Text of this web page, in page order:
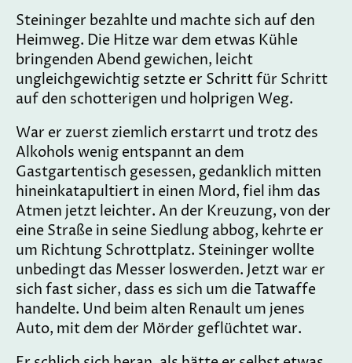
Steininger bezahlte und machte sich auf den
Heimweg. Die Hitze war dem etwas Kühle
bringenden Abend gewichen, leicht
ungleichgewichtig setzte er Schritt für Schritt
auf den schotterigen und holprigen Weg.
War er zuerst ziemlich erstarrt und trotz des
Alkohols wenig entspannt an dem
Gastgartentisch gesessen, gedanklich mitten
hineinkatapultiert in einen Mord, fiel ihm das
Atmen jetzt leichter. An der Kreuzung, von der
eine Straße in seine Siedlung abbog, kehrte er
um Richtung Schrottplatz. Steininger wollte
unbedingt das Messer loswerden. Jetzt war er
sich fast sicher, dass es sich um die Tatwaffe
handelte. Und beim alten Renault um jenes
Auto, mit dem der Mörder geflüchtet war.